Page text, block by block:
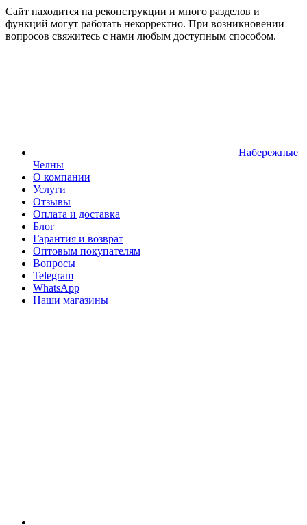
Сайт находится на реконструкции и много разделов и
функций могут работать некорректно. При возникновении
вопросов свяжитесь с нами любым доступным способом.
Набережные
Челны
О компании
Услуги
Отзывы
Оплата и доставка
Блог
Гарантия и возврат
Оптовым покупателям
Вопросы
Telegram
WhatsApp
Наши магазины